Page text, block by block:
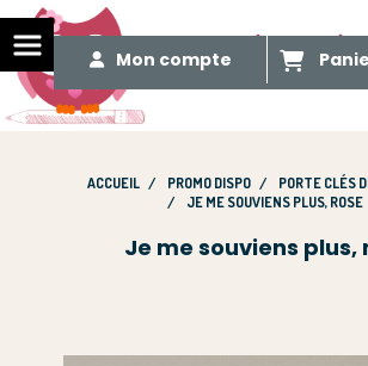
Le Méli
Mon compte
ACCUEIL PROMO DISPO
PORTE CLÉS
JE ME SOUVIENS PLUS, ROSE
Je me souviens plus,